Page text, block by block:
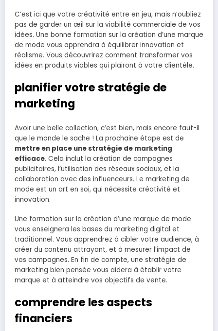
C’est ici que votre créativité entre en jeu, mais n’oubliez
pas de garder un œil sur la viabilité commerciale de vos
idées. Une bonne formation sur la création d’une marque
de mode vous apprendra à équilibrer innovation et
réalisme. Vous découvrirez comment transformer vos
idées en produits viables qui plairont à votre clientèle.
planifier votre stratégie de
marketing
Avoir une belle collection, c’est bien, mais encore faut-il
que le monde le sache ! La prochaine étape est de
mettre en place une stratégie de marketing
efficace. Cela inclut la création de campagnes
publicitaires, l’utilisation des réseaux sociaux, et la
collaboration avec des influenceurs. Le marketing de
mode est un art en soi, qui nécessite créativité et
innovation.
Une formation sur la création d’une marque de mode
vous enseignera les bases du marketing digital et
traditionnel. Vous apprendrez à cibler votre audience, à
créer du contenu attrayant, et à mesurer l’impact de
vos campagnes. En fin de compte, une stratégie de
marketing bien pensée vous aidera à établir votre
marque et à atteindre vos objectifs de vente.
comprendre les aspects
financiers